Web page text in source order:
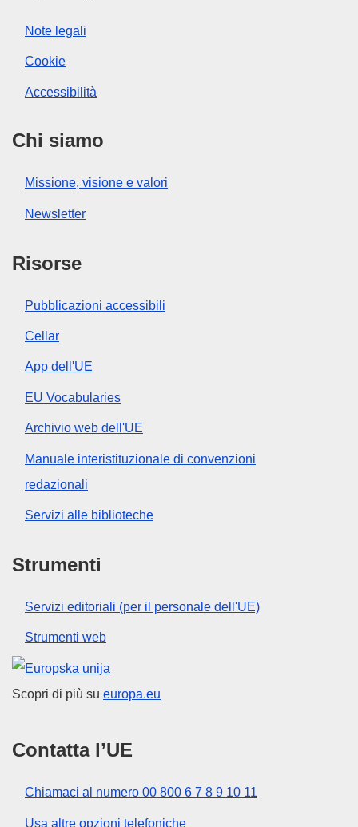
Note legali
Cookie
Accessibilità
Chi siamo
Missione, visione e valori
Newsletter
Risorse
Pubblicazioni accessibili
Cellar
App dell'UE
EU Vocabularies
Archivio web dell'UE
Manuale interistituzionale di convenzioni
redazionali
Servizi alle biblioteche
Strumenti
Servizi editoriali (per il personale dell'UE)
Strumenti web
Unione europea
Scopri di più su europa.eu
Contatta l’UE
Chiamaci al numero 00 800 6 7 8 9 10 11
Usa altre opzioni telefoniche